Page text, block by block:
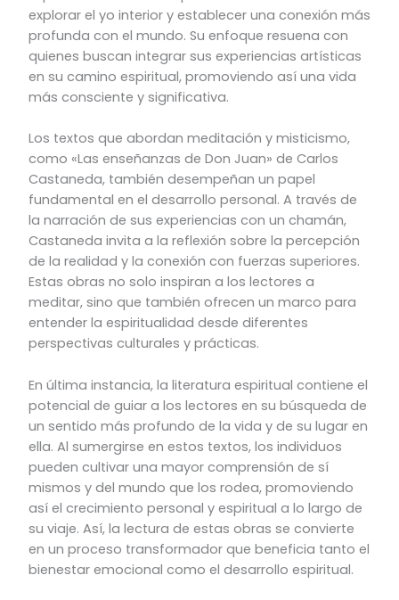
explorar el yo interior y establecer una conexión más
profunda con el mundo. Su enfoque resuena con
quienes buscan integrar sus experiencias artísticas
en su camino espiritual, promoviendo así una vida
más consciente y significativa.
Los textos que abordan meditación y misticismo,
como «Las enseñanzas de Don Juan» de Carlos
Castaneda, también desempeñan un papel
fundamental en el desarrollo personal. A través de
la narración de sus experiencias con un chamán,
Castaneda invita a la reflexión sobre la percepción
de la realidad y la conexión con fuerzas superiores.
Estas obras no solo inspiran a los lectores a
meditar, sino que también ofrecen un marco para
entender la espiritualidad desde diferentes
perspectivas culturales y prácticas.
En última instancia, la literatura espiritual contiene el
potencial de guiar a los lectores en su búsqueda de
un sentido más profundo de la vida y de su lugar en
ella. Al sumergirse en estos textos, los individuos
pueden cultivar una mayor comprensión de sí
mismos y del mundo que los rodea, promoviendo
así el crecimiento personal y espiritual a lo largo de
su viaje. Así, la lectura de estas obras se convierte
en un proceso transformador que beneficia tanto el
bienestar emocional como el desarrollo espiritual.